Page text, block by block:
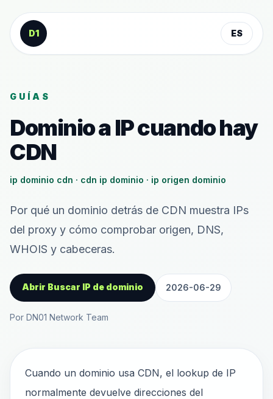
Saltar al contenido
D1
ES
GUÍAS
Dominio a IP cuando hay
CDN
ip dominio cdn · cdn ip dominio · ip origen dominio
Por qué un dominio detrás de CDN muestra IPs
del proxy y cómo comprobar origen, DNS,
WHOIS y cabeceras.
Abrir Buscar IP de dominio 2026-06-29
Por DN01 Network Team
Cuando un dominio usa CDN, el lookup de IP
normalmente devuelve direcciones del